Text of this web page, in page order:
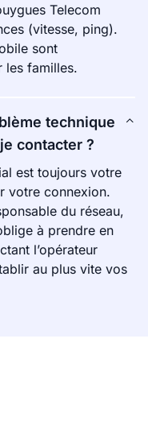
Telecom
(vitesse, ping).
sont
les familles.
technique
contacter ?
est toujours votre
votre connexion.
du réseau,
à prendre en
l’opérateur
au plus vite vos